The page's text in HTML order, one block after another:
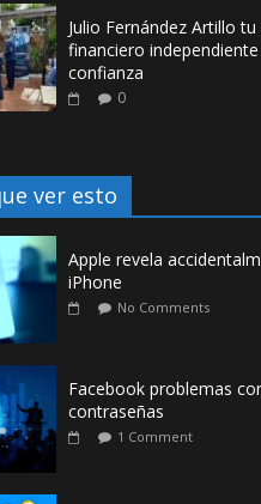
Julio Fernández Artillo
financiero
confianza
0
ver esto
Apple revela
iPhone
No Comments
Facebook problemas
contraseñas
1 Comment